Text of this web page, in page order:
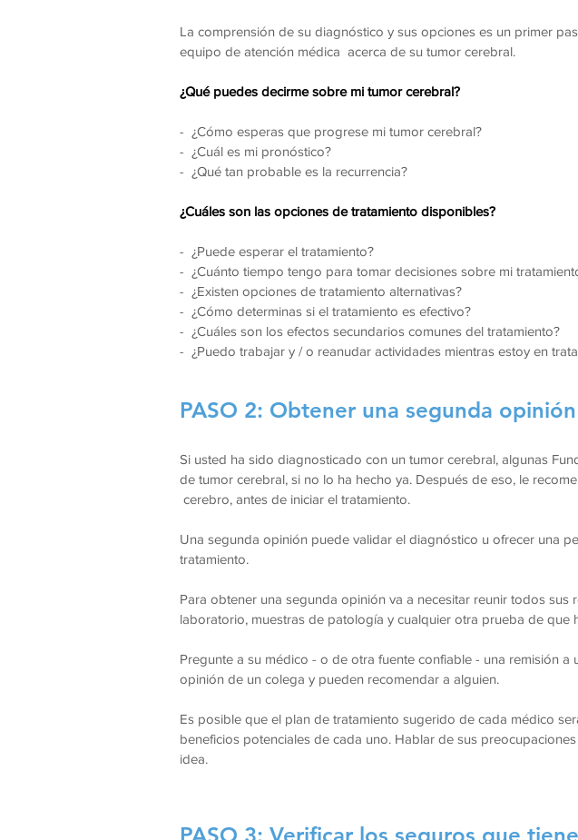
La comprensión de su diagnóstico y sus opciones es un primer
equipo de atención médica acerca de su tumor cerebral.
¿Qué puedes decirme sobre mi tumor cerebral?
- ¿Cómo esperas que progrese mi tumor cerebral?
- ¿Cuál es mi pronóstico?
- ¿Qué tan probable es la recurrencia?
¿Cuáles son las opciones de tratamiento disponibles?
- ¿Puede esperar el tratamiento?
- ¿Cuánto tiempo tengo para tomar decisiones sobre mi
- ¿Existen opciones de tratamiento alternativas?
- ¿Cómo determinas si el tratamiento es efectivo?
- ¿Cuáles son los efectos secundarios comunes del tratamiento?
- ¿Puedo trabajar y / o reanudar actividades mientras estoy en
PASO 2: Obtener una segunda opinión
Si usted ha sido diagnosticado con un tumor cerebral, algunas
de tumor cerebral, si no lo ha hecho ya. Después de eso, le
cerebro, antes de iniciar el tratamiento.
Una segunda opinión puede validar el diagnóstico u ofrecer una
tratamiento.
Para obtener una segunda opinión va a necesitar reunir todos
laboratorio, muestras de patología y cualquier otra prueba de que
Pregunte a su médico - o de otra fuente confiable - una remisión
opinión de un colega y pueden recomendar a alguien.
Es posible que el plan de tratamiento sugerido de cada médico
beneficios potenciales de cada uno. Hablar de sus
idea.